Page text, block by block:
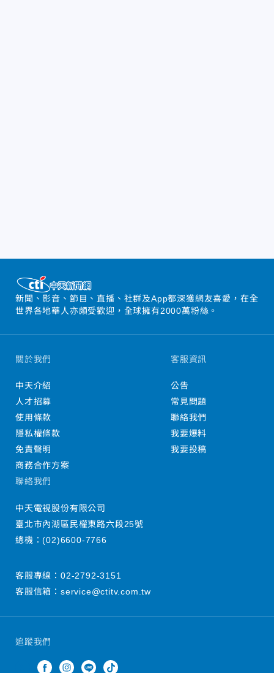
新聞、影音、節目、直播、社群及App都深獲網友喜愛，在全
世界各地華人亦頗受歡迎，全球擁有2000萬粉絲。
追蹤我們
關於我們
中天介紹
人才招募
使用條款
隱私權條款
免責聲明
商務合作方案
客服資訊
公告
常見問題
聯絡我們
我要爆料
我要投稿
聯絡我們
中天電視股份有限公司
臺北市內湖區民權東路六段25號
總機：(02)6600-7766
客服專線： 02-2792-3151
客服信箱： service@ctitv.com.tw